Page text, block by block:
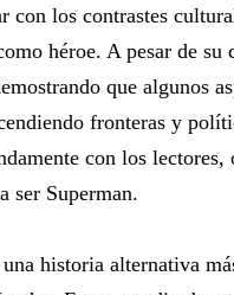
con los contrastes
héroe. A pesar de su
que algunos
fronteras y
con los
ser Superman.
historia alternativa